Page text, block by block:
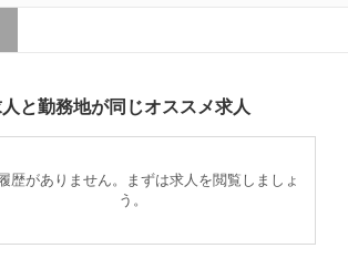
と勤務地が同じオススメ求人
歴がありません。まずは求人を閲覧しましょ
う。